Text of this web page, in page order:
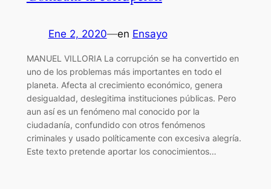
Ene 2, 2020—en Ensayo
MANUEL VILLORIA La corrupción se ha convertido en
uno de los problemas más importantes en todo el
planeta. Afecta al crecimiento económico, genera
desigualdad, deslegitima instituciones públicas. Pero
aun así es un fenómeno mal conocido por la
ciudadanía, confundido con otros fenómenos
criminales y usado políticamente con excesiva alegría.
Este texto pretende aportar los conocimientos…